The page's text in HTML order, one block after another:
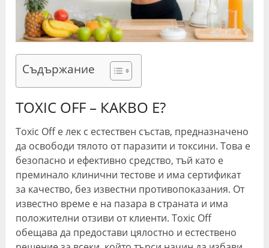
Съдържание
TOXIC OFF – КАКВО Е?
Toxic Off е лек с естествен състав, предназначено
да освободи тялото от паразити и токсини. Това е
безопасно и ефективно средство, тъй като е
преминало клинични тестове и има сертификат
за качество, без известни противопоказания. От
известно време е на пазара в страната и има
положителни отзиви от клиенти. Toxic Off
обещава да предостави цялостно и естествено